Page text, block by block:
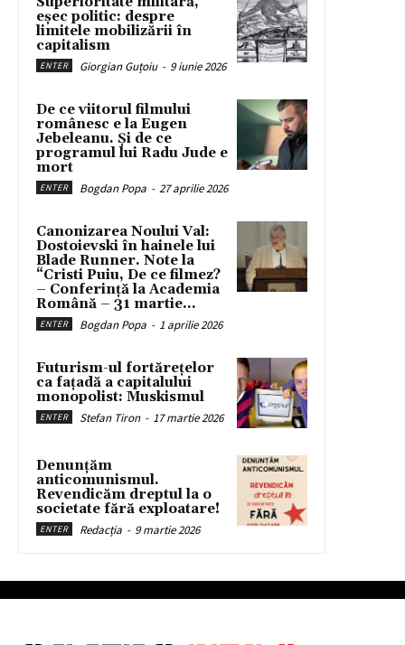
eșec politic: despre
limitele mobilizării în
capitalism
ENTER Giorgian Guțoiu - 9 iunie 2026
De ce viitorul filmului
românesc e la Eugen
Jebeleanu. Și de ce
programul lui Radu Jude e
mort
ENTER Bogdan Popa - 27 aprilie 2026
Canonizarea Noului Val:
Dostoievski în hainele lui
Blade Runner. Note la
“Cristi Puiu, De ce filmez?
– Conferință la Academia
Română – 31 martie...
ENTER Bogdan Popa - 1 aprilie 2026
Futurism-ul fortărețelor
ca fațadă a capitalului
monopolist: Muskismul
ENTER Stefan Tiron - 17 martie 2026
Denunțăm
anticomunismul.
Revendicăm dreptul la o
societate fără exploatare!
ENTER Redacția - 9 martie 2026